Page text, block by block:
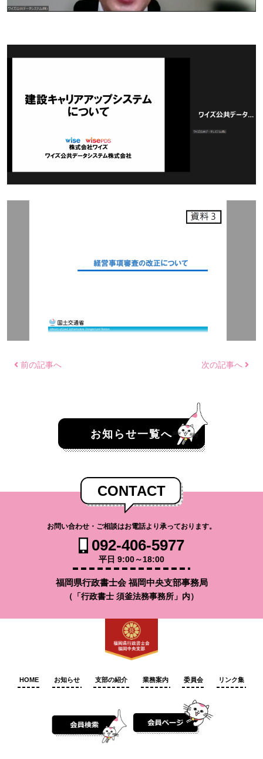
前の記事へ 次の記事へ
お知らせ一覧へ
CONTACT
お問い合わせ・ご相談はお電話より承っております。
092-406-5977
平日 9:00～18:00
福岡県行政書士会 福岡中央支部事務局
（「行政書士 須釜法務事務所」内）
HOME お知らせ 支部の紹介 業務案内 委員会 リンク集